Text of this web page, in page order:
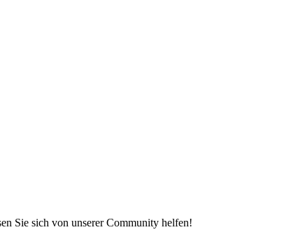
Sie sich von unserer Community helfen!